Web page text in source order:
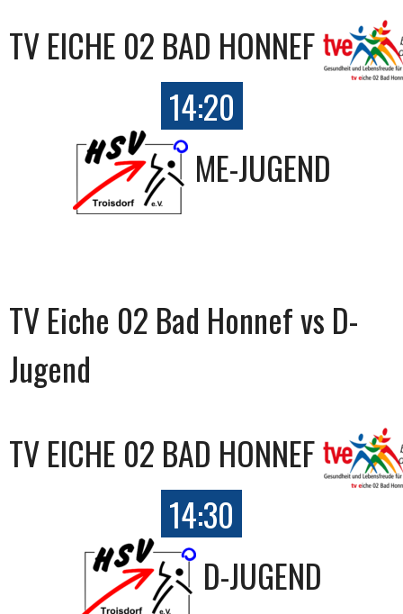
TV EICHE 02 BAD HONNEF
14:20
ME-JUGEND
TV Eiche 02 Bad Honnef vs D-
Jugend
TV EICHE 02 BAD HONNEF
14:30
D-JUGEND